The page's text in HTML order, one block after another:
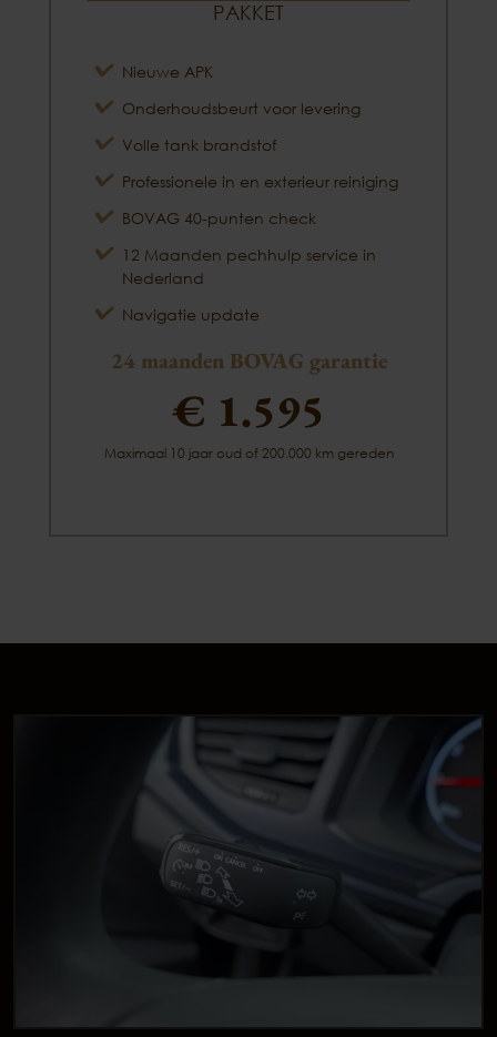
PAKKET
Nieuwe APK
Onderhoudsbeurt voor levering
Volle tank brandstof
Professionele in en exterieur reiniging
BOVAG 40-punten check
12 Maanden pechhulp service in
Nederland
Navigatie update
24 maanden BOVAG garantie
€ 1.595
Maximaal 10 jaar oud of 200.000 km gereden